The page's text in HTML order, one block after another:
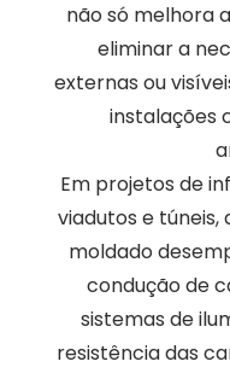
não só melhora
eliminar a
externas ou
instalações
Em projetos de
viadutos e
moldado
condução de
sistemas de
resistência das